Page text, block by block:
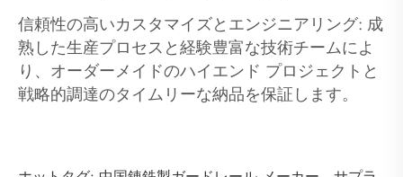
信頼性の高いカスタマイズとエンジニアリング: 成
熟した生産プロセスと経験豊富な技術チームによ
り、オーダーメイドのハイエンド プロジェクトと
戦略的調達のタイムリーな納品を保証します。